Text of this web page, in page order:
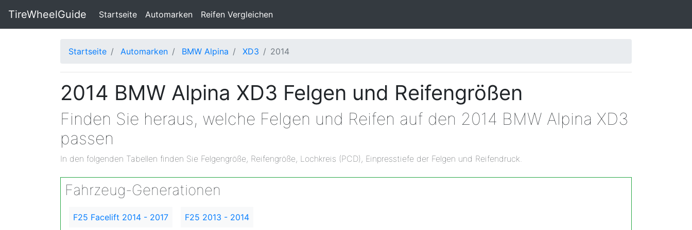
TireWheelGuide Startseite(current)
Automarken Reifen Vergleichen
Startseite Automarken BMW Alpina XD3 2014
2014 BMW Alpina XD3 Felgen und Reifengrößen
Finden Sie heraus, welche Felgen und Reifen auf den 2014 BMW Alpina XD3
passen
In den folgenden Tabellen finden Sie Felgengröße, Reifengröße, Lochkreis (PCD), Einpresstiefe der Felgen und Reifendruck.
Fahrzeug-Generationen
F25 Facelift 2014 - 2017 F25 2013 - 2014